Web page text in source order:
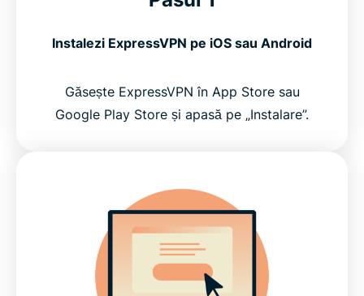
Instalezi ExpressVPN pe iOS sau Android
Găsește ExpressVPN în App Store sau
Google Play Store și apasă pe „Instalare”.